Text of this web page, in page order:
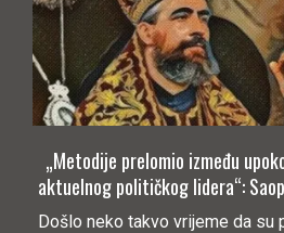
„Metodije prelomio između
aktuelnog političkog lidera“:
Došlo neko takvo vrijeme da